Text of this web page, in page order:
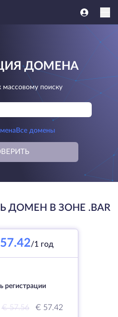
ДОМЕНА
массовому поиску
Все домены
ДОМЕН В ЗОНЕ .BAR
/1 год
регистрации
€ 57.56
€ 57.42